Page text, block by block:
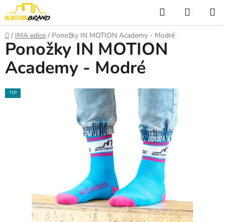
Přejít
na
obsah
Hledat
KOŠÍK
Domů
/ IMA edice / Ponožky IN MOTION Academy - Modré
Ponožky IN MOTION
Academy - Modré
TIP